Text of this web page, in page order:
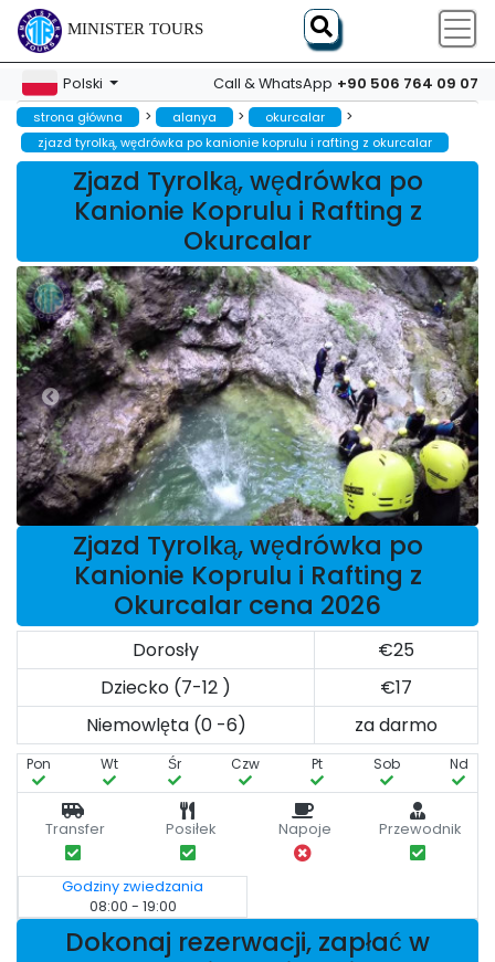
MINISTER TOURS
Polski Call & WhatsApp +90 506 764 09 07
strona główna > alanya > okurcalar >
zjazd tyrolką, wędrówka po kanionie koprulu i rafting z okurcalar
Zjazd Tyrolką, wędrówka po
Kanionie Koprulu i Rafting z
Okurcalar
Zjazd Tyrolką, wędrówka po
Kanionie Koprulu i Rafting z
Okurcalar cena 2026
Dorosły
€25
Dziecko (7-12 )
€17
Niemowlęta (0 -6)
za darmo
Pon Wt Śr Czw Pt Sob Nd
Transfer Posiłek Napoje Przewodnik
Godziny zwiedzania
08:00 - 19:00
Dokonaj rezerwacji, zapłać w